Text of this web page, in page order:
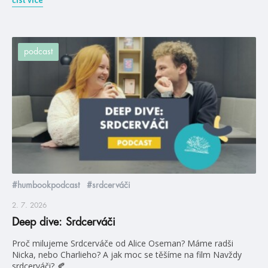
podcast
#humbookpodcast #srdcerváči
2. 7. 2026
Deep dive: Srdcerváči
Proč milujeme Srdcerváče od Alice Oseman? Máme radši
Nicka, nebo Charlieho? A jak moc se těšíme na film Navždy